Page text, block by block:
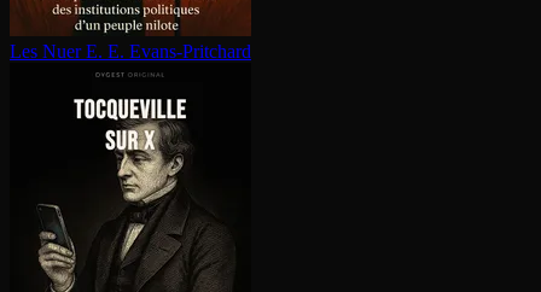
Les Nuer E. E. Evans-Pritchard